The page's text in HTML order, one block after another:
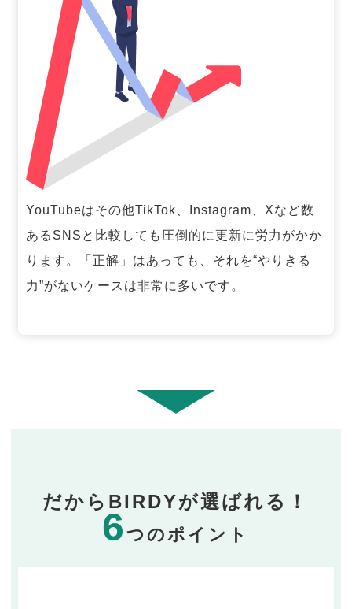
YouTubeはその他TikTok、Instagram、Xなど数
あるSNSと比較しても圧倒的に更新に労力がかか
ります。「正解」はあっても、それを“やりきる
力”がないケースは非常に多いです。
だからBIRDYが選ばれる！
6つのポイント